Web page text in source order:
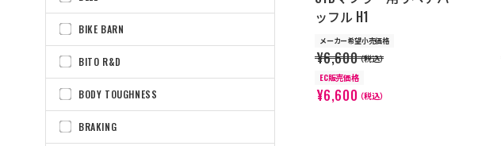
BIKE BARN
BITO R&D
BODY TOUGHNESS
BRAKING
ッフル H1
メーカー希望小売価格
¥6,600（税込）
EC販売価格
¥6,600（税込）